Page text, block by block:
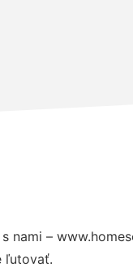
nami –
ľutovať.